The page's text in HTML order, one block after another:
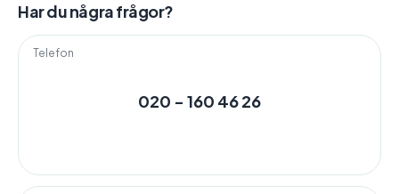
Har du några frågor?
Telefon
020 - 160 46 26